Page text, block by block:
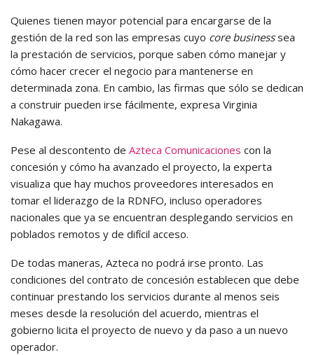
Quienes tienen mayor potencial para encargarse de la
gestión de la red son las empresas cuyo core businesssea
la prestación de servicios, porque saben cómo manejar y
cómo hacer crecer el negocio para mantenerse en
determinada zona. En cambio, las firmas que sólo se dedican
a construir pueden irse fácilmente, expresa Virginia
Nakagawa.
Pese al descontento de Azteca Comunicaciones con la
concesión y cómo ha avanzado el proyecto, la experta
visualiza que hay muchos proveedores interesados en
tomar el liderazgo de la RDNFO, incluso operadores
nacionales que ya se encuentran desplegando servicios en
poblados remotos y de difícil acceso.
De todas maneras, Azteca no podrá irse pronto. Las
condiciones del contrato de concesión establecen que debe
continuar prestando los servicios durante al menos seis
meses desde la resolución del acuerdo, mientras el
gobierno licita el proyecto de nuevo y da paso a un nuevo
operador.